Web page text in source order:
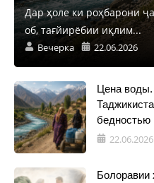
Дар ҳоле ки роҳбарони
об, тағйирёбии иқлим...
Вечерка 22.06.2026
Цена
бедностью
22.06.2026
Болоравии